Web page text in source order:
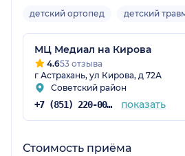
детский ортопед детский
МЦ Медиал на Кирова
4.653 отзыва
г Астрахань, ул Кирова, д 72А
Советский район
+7 (851) 220-00-75 показать
Стоимость приёма